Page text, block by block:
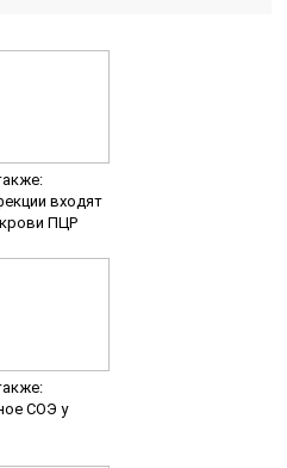
входят
ПЦР
СОЭ у